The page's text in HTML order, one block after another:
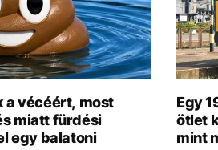
vécéért, most
miatt fürdési
egy balatoni
Egy
ötlet
mint